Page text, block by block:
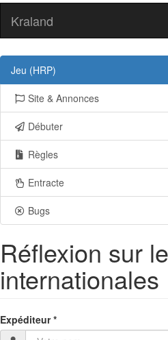
Kraland
Jeu (HRP)
Site & Annonces
Débuter
Règles
Entracte
Bugs
Réflexion sur
Expéditeur*